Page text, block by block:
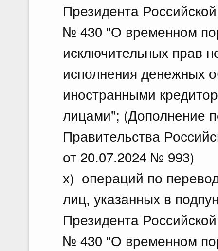
Президента
№ 430 "О временном
исключительных прав
исполнения денежных
иностранными
лицами"; (Дополнение
Правительства
от 20.07.2024 № 993)
х) операций по
лиц, указанных в
Президента
№ 430 "О временном